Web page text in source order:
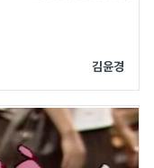
김윤경